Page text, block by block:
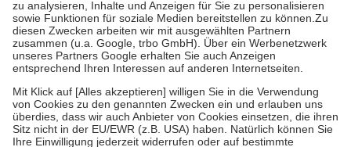
höchstens zehn Euro.Es sind jedoch nie mehr als die tatsächlichen
Kosten der Leistung zu entrichten.
Diese Regeln gelten grundsätzlich auch für Online-Apotheken.
Bei Heilmitteln und häuslicher Krankenpflege beträgt die
Zuzahlung zehn Prozent der Kosten sowie zehn Euro je
Verordnung.
Um das Engagement der Versicherten für ihre eigene Gesundheit zu
stärken und die besondere Stellung der Familie zu unterstützen,
fallenkeine Zuzahlungenan bei: